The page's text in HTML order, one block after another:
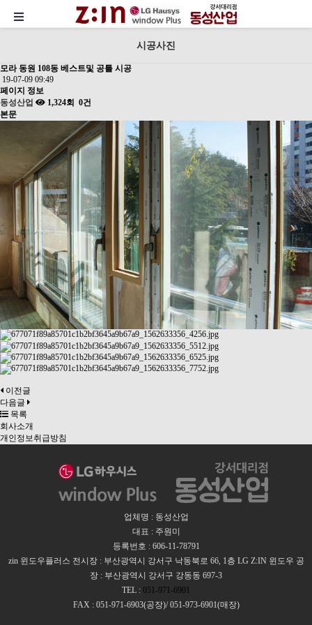
시공사진
모라 동원 108동 베스트및 공틀 시공
19-07-09 09:49
페이지 정보
동성산업
1,324회
0건
본문
이전글
다음글
목록
회사소개
개인정보취급방침
업체명 : 동성산업
대표 : 주원미
등록번호 : 606-11-78791
zin 윈도우플러스 전시장 : 부산광역시 강서구 낙동북로 66, 1층 LG Z:IN 윈도우 공
장 : 부산광역시 강서구 강동동 697-3
TEL : 051-971-6901
FAX : 051-971-6903(공장)/ 051-973-6901(매장)